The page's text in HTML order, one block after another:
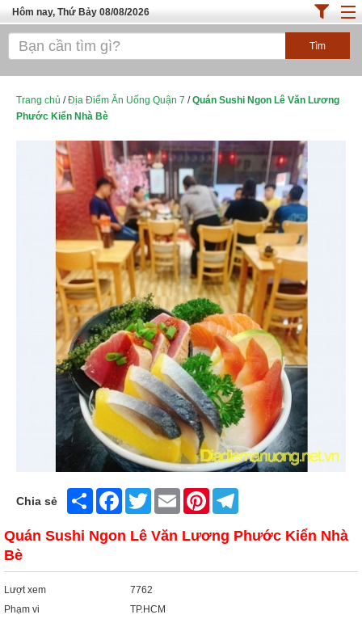
Hôm nay, Thứ Bảy 08/08/2026
Trang chủ
Cafe - Kem- Trà Sữa
Thực Phẩm Nông Hải Sản
Top Quán Ăn Sài Gòn
Trang chủ /Địa Điểm Ăn Uống Quận 7 /Quán Sushi Ngon Lê Văn Lương
Phước Kiển Nhà Bè
Chia sẻ Share FacebookTwitter Email Pinterest
Quán Sushi Ngon Lê Văn Lương Phước Kiển Nhà
Bè
Lượt xem
7762
Phạm vi
TP.HCM